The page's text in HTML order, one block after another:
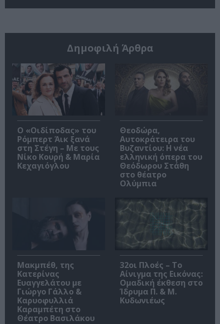
Δημοφιλή Άρθρα
O «Οιδίποδας» του
Ρόμπερτ Άικ ξανά
στη Στέγη – Με τους
Νίκο Κουρή & Μαρία
Κεχαγιόγλου
Θεοδώρα,
Αυτοκράτειρα του
Βυζαντίου: Η νέα
ελληνική όπερα του
Θεόδωρου Στάθη
στο θέατρο
Ολύμπια
Μακμπέθ, της
Κατερίνας
Ευαγγελάτου με
Γιώργο Γάλλο &
Καρυοφυλλιά
Καραμπέτη στο
Θέατρο Βασιλάκου
32οι Πλοές – Το
Αίνιγμα της Εικόνας:
Ομαδική έκθεση στο
Ίδρυμα Π. & Μ.
Κυδωνιέως